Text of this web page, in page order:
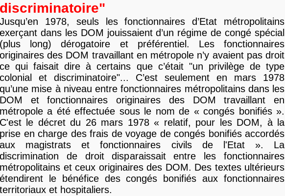
discriminatoire"
Jusqu’en 1978, seuls les fonctionnaires d’Etat métropolitains
exerçant dans les DOM jouissaient d’un régime de congé spécial
(plus long) dérogatoire et préférentiel. Les fonctionnaires
originaires des DOM travaillant en métropole n’y avaient pas droit
ce qui faisait dire à certains que c’était "un privilège de type
colonial et discriminatoire"... C’est seulement en mars 1978
qu’une mise à niveau entre fonctionnaires métropolitains dans les
DOM et fonctionnaires originaires des DOM travaillant en
métropole a été effectuée sous le nom de « congés bonifiés ».
C'est le décret du 26 mars 1978 « relatif, pour les DOM, à la
prise en charge des frais de voyage de congés bonifiés accordés
aux magistrats et fonctionnaires civils de l'Etat ». La
discrimination de droit disparaissait entre les fonctionnaires
métropolitains et ceux originaires des DOM. Des textes ultérieurs
étendirent le bénéfice des congés bonifiés aux fonctionnaires
territoriaux et hospitaliers.